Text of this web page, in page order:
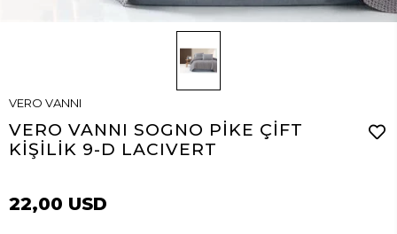
VERO VANNI
VERO VANNI SOGNO PİKE ÇİFT
KİŞİLİK 9-D LACIVERT
22,00 USD